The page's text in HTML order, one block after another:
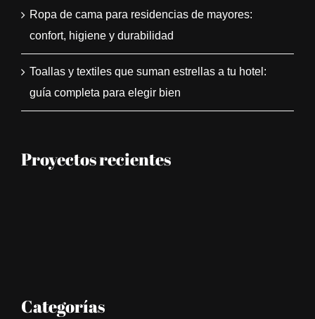
Ropa de cama para residencias de mayores:
confort, higiene y durabilidad
Toallas y textiles que suman estrellas a tu hotel:
guía completa para elegir bien
Proyectos recientes
Categorías